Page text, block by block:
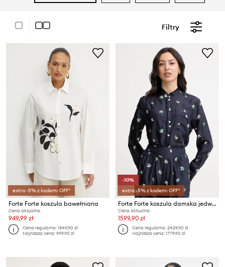
Filtry
extra -5% z kodem: OFF*
Forte Forte koszula bawełniana
Cena aktualna:
949,99 zł
Cena regularna:1849,90 zł
Najniższa cena:999,90 zł
-10%
extra -5% z kodem: OFF*
Forte Forte koszula damska jedwabna
Cena aktualna:
1599,90 zł
Cena regularna:2429,90 zł
Najniższa cena:1779,90 zł